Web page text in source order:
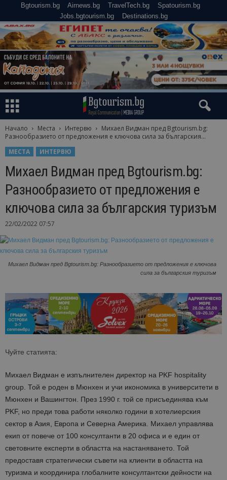
Bgtourism.bg Airnews.bg TravelTech.bg
Spatourism.bg
Jobs.bgtourism.bg
Destinations.bg
Начало Места Интервю
Михаел Видман пред Bgtourism.bg:
Разнообразието от предложения е ключова сила за българския...
МЕСТА
ИНТЕРВЮ
Михаел Видман пред Bgtourism.bg:
Разнообразието от предложения е
ключова сила за българския туризъм
22/02/2022 07:57
Михаел Видман пред Bgtourism.bg: Разнообразието от предложения е ключова
сила за българския туризъм
Чуйте статията:
Михаел Видман е изпълнителен директор на PKF hospitality
group. Той е роден в Мюнхен и учи икономика в университети в
Мюнхен и Вашингтон. През 1990 г. той се присъединява към
PKF, но преди това работи няколко години в хотелиерския
сектор в Азия, Европа и Северна Америка. Михаел управлява
екип от повече от 100 консултанти в 20 офиса и е един от
световните експерти в областта на настаняването. Той
предоставя стратегически съвети на клиенти в областта на
туризма и координира глобалните консултантски дейности на